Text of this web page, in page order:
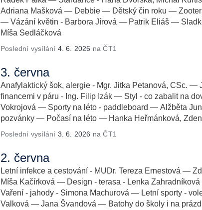
Adriana Mašková — Debbie — Dětský čin roku —
— Vázání květin - Barbora Jírová — Patrik Eliáš —
Míša Sedláčková
Poslední vysílání 4. 6. 2026 na ČT1
3. června
Anafylaktický šok, alergie - Mgr. Jitka Petanová, CSc. —
financemi v páru - Ing. Filip Izák — Styl - co zabalit na
Vokrojová — Sporty na léto - paddleboard — Alžběta
pozvánky — Počasí na léto — Hanka Heřmánková,
Poslední vysílání 3. 6. 2026 na ČT1
2. června
Letní infekce a cestování - MUDr. Tereza Ernestová —
Míša Kačírková — Design - terasa - Lenka
Vaření - jahody - Simona Machurová — Letní sporty -
Valková — Jana Švandová — Batohy do školy i na